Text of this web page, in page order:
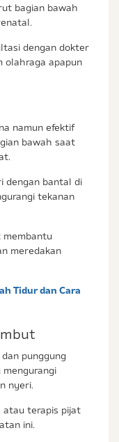
bagian bawah
dengan dokter
olahraga apapun
namun efektif
bawah saat
dengan bantal di
tekanan
membantu
meredakan
Tidur dan Cara
punggung
nyeri.
atau terapis pijat
ini.